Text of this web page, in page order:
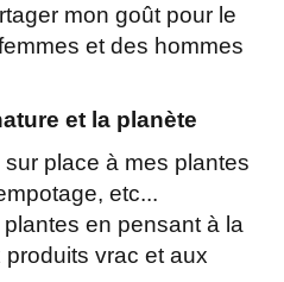
mon goût pour le
et des hommes
et la planète
place à mes plantes
etc...
en pensant à la
vrac et aux